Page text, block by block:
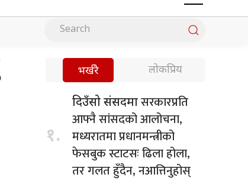
भर्खरै लोकप्रिय
१.
दिउँसो संसदमासरकारप्रति
आफ्नै सांसदको आलोचना,
मध्यरातमा प्रधानमन्त्रीको
फेसबुक स्टाटसः ढिला होला,
तर गलत हुँदैन, नआत्तिनुहोस्